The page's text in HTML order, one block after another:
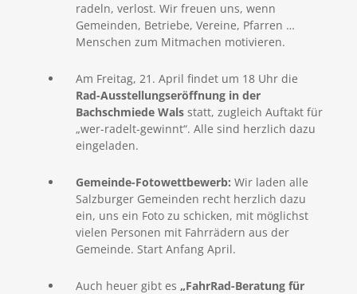
radeln, verlost. Wir freuen uns, wenn
Gemeinden, Betriebe, Vereine, Pfarren …
Menschen zum Mitmachen motivieren.
Am Freitag, 21. April findet um 18 Uhr die
Rad-Ausstellungseröffnung in der
Bachschmiede Wals statt, zugleich Auftakt für
„wer-radelt-gewinnt“. Alle sind herzlich dazu
eingeladen.
Gemeinde-Fotowettbewerb:Wir laden alle
Salzburger Gemeinden recht herzlich dazu
ein, uns ein Foto zu schicken, mit möglichst
vielen Personen mit Fahrrädern aus der
Gemeinde. Start Anfang April.
Auch heuer gibt es „FahrRad-Beratung für